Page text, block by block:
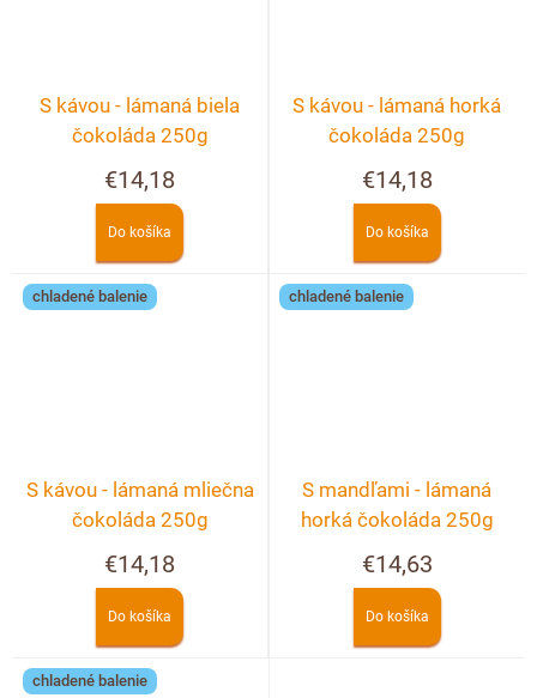
S kávou - lámaná biela
čokoláda 250g
€14,18
Do košíka
S kávou - lámaná horká
čokoláda 250g
€14,18
Do košíka
chladené balenie
S kávou - lámaná mliečna
čokoláda 250g
€14,18
Do košíka
chladené balenie
S mandľami - lámaná
horká čokoláda 250g
€14,63
Do košíka
chladené balenie